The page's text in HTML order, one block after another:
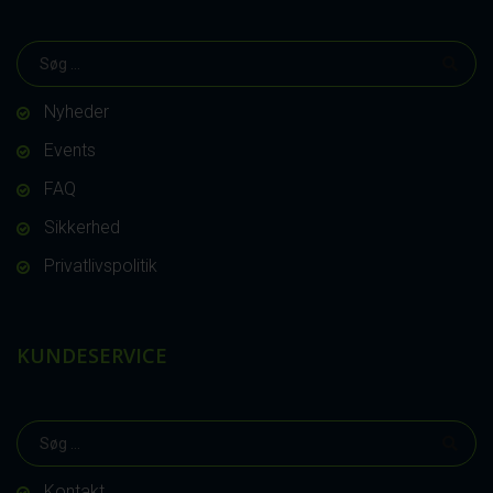
Nyheder
Events
FAQ
Sikkerhed
Privatlivspolitik
KUNDESERVICE